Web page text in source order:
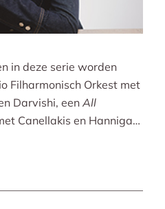
in deze serie worden
Filharmonisch Orkest met
Darvishi, een All
Canellakis en Hannigan